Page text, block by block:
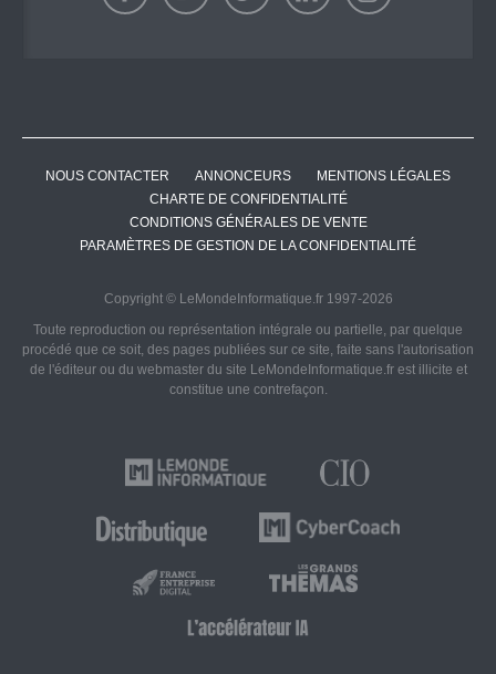
NOUS CONTACTER ANNONCEURS
MENTIONS LÉGALES
CHARTE DE CONFIDENTIALITÉ
CONDITIONS GÉNÉRALES DE VENTE
PARAMÈTRES DE GESTION DE LA CONFIDENTIALITÉ
Copyright © LeMondeInformatique.fr 1997-2026
Toute reproduction ou représentation intégrale ou partielle, par quelque
procédé que ce soit, des pages publiées sur ce site, faite sans l'autorisation
de l'éditeur ou du webmaster du site LeMondeInformatique.fr est illicite et
constitue une contrefaçon.